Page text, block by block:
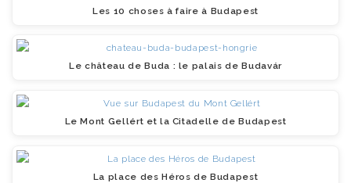
Les 10 choses à faire à Budapest
Le château de Buda : le palais de Budavár
Le Mont Gellért et la Citadelle de Budapest
La place des Héros de Budapest